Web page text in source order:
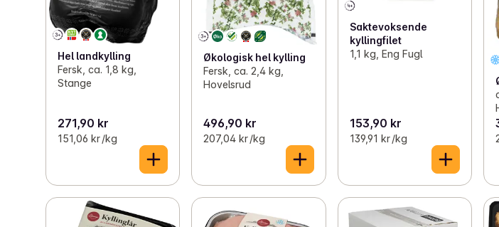
Hel landkylling
Fersk, ca. 1,8 kg,
Stange
271,90 kr
151,06 kr /kg
Økologisk hel kylling
Fersk, ca. 2,4 kg,
Hovelsrud
496,90 kr
207,04 kr /kg
Saktevoksende
kyllingfilet
1,1 kg, Eng Fugl
153,90 kr
139,91 kr /kg